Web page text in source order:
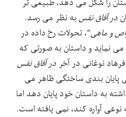
در آفاق نفسبه نظر می رسد.
و ماهی“، تحولات رخ داده در
نماید و داستان به صورتی که
نوغانی در آخر در آفاق نفس
پایان بندی ساختگی ظاهر می
به داستان خود پایان دهد اما
نوعی آواره کند، نمی یافته است.